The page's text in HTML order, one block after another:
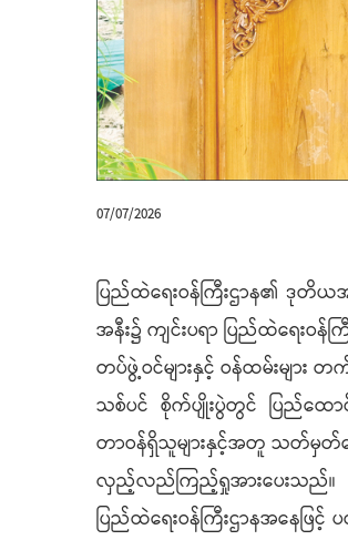
07/07/2026
ပြည်ထဲရေးဝန်ကြီးဌာန၏ ဒုတိယ
အနီး၌ ကျင်းပရာ ပြည်ထဲရေးဝန်
တပ်ဖွဲ့ဝင်များနှင့် ဝန်ထမ်းများ
သစ်ပင် စိုက်ပျိုးပွဲတွင် ပြည်ထောင်
တာဝန်ရှိသူများနှင့်အတူ သတ်မှတ်နေရ
လှည့်လည်ကြည့်ရှုအားပေးသည်။
ပြည်ထဲရေးဝန်ကြီးဌာနအနေဖြင့်